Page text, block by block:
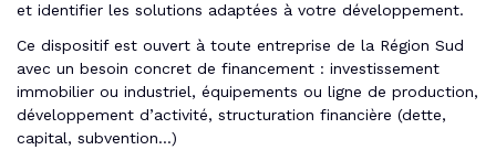
et identifier les solutions adaptées à votre développement.
Ce dispositif est ouvert à toute entreprise de la Région Sud
avec un besoin concret de financement : investissement
immobilier ou industriel, équipements ou ligne de production,
développement d’activité, structuration financière (dette,
capital, subvention…)